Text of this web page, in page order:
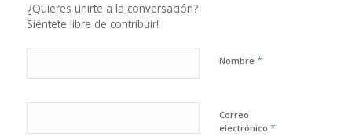
¿Quieres unirte a la conversación?
Siéntete libre de contribuir!
Nombre *
Correo
electrónico *